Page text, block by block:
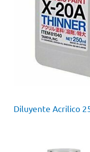
Diluyente Acrilico